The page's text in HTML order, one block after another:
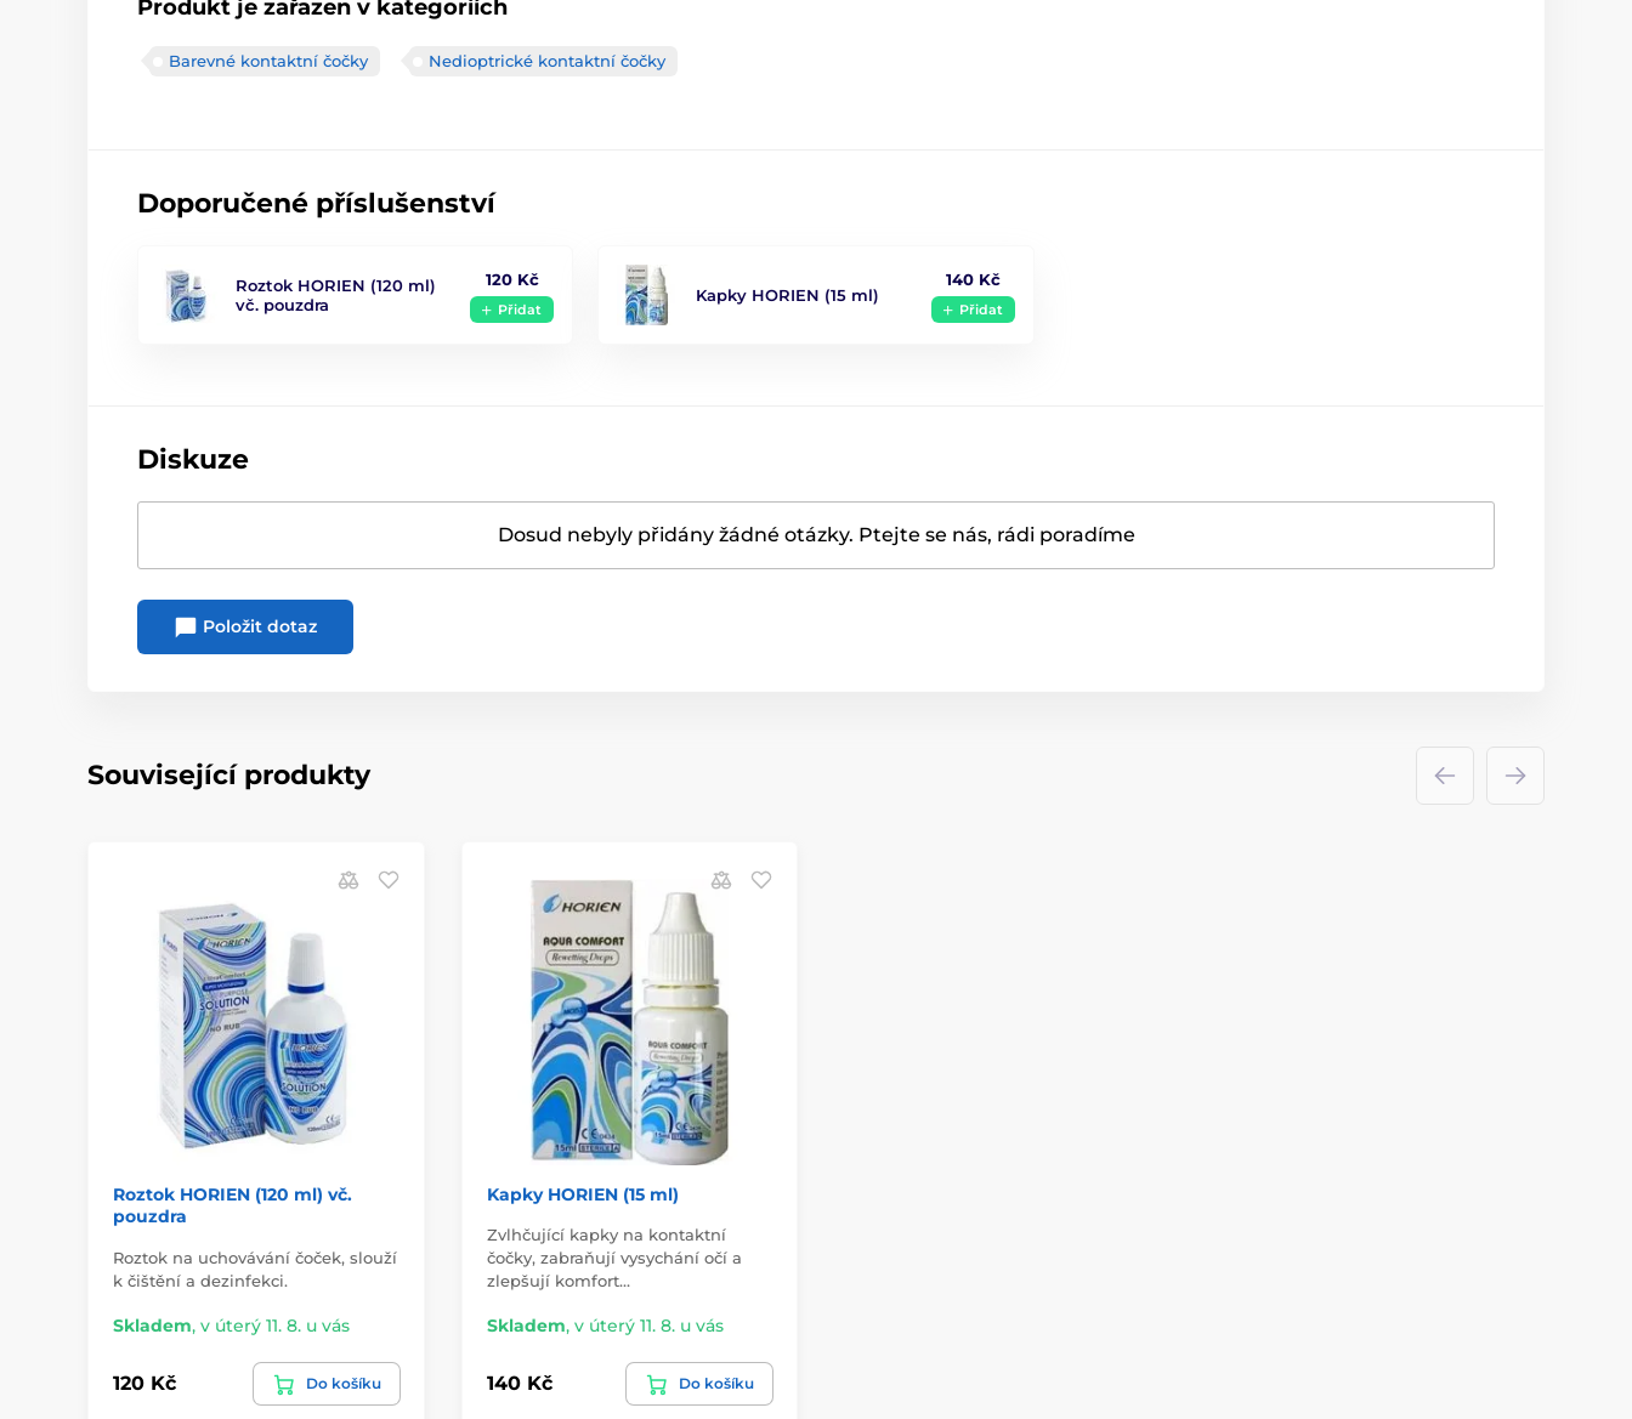
Produkt je zařazen v kategoriích
Barevné kontaktní čočky Nedioptrické kontaktní čočky
Doporučené příslušenství
Roztok HORIEN (120 ml)
vč. pouzdra
120 Kč
Přidat
Kapky HORIEN (15 ml)
140 Kč
Přidat
Diskuze
Dosud nebyly přidány žádné otázky. Ptejte se nás, rádi poradíme
Položit dotaz
Související produkty
Roztok HORIEN (120 ml) vč.
pouzdra
Roztok na uchovávání čoček, slouží
k čištění a dezinfekci.
Skladem, v úterý 11. 8. u vás
120 Kč Do košíku
Kapky HORIEN (15 ml)
Zvlhčující kapky na kontaktní
čočky, zabraňují vysychání očí a
zlepšují komfort…
Skladem, v úterý 11. 8. u vás
140 Kč Do košíku